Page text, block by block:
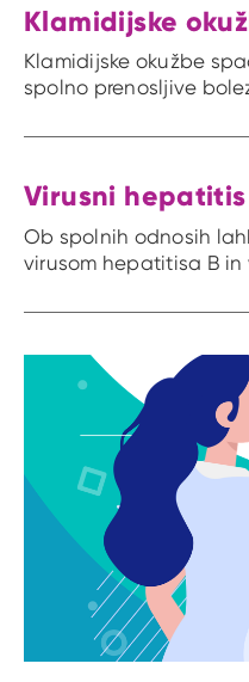
Klamidijske
Klamidijske okužbe
spolno prenosljive
Virusni hepatitis
Ob spolnih odnosih
virusom hepatitisa B